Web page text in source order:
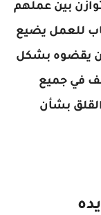
بين عملهم
للعمل يضيع
يقضوه بشكل
في جميع
بشأن